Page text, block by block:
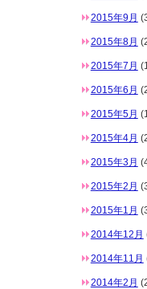
2015年9月
2015年8月
2015年7月
2015年6月
2015年5月
2015年4月
2015年3月
2015年2月
2015年1月
2014年12月
2014年11月
2014年2月